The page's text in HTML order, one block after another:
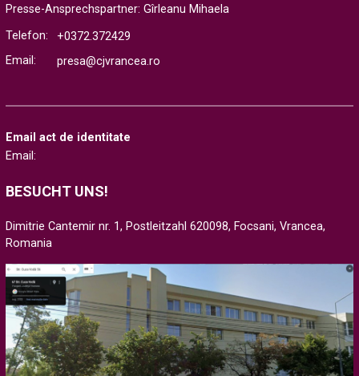
Presse-Ansprechspartner: Gîrleanu Mihaela
Telefon:
+0372.372429
Email:
presa@cjvrancea.ro
Email act de identitate
Email:
BESUCHT UNS!
Dimitrie Cantemir nr. 1, Postleitzahl 620098, Focsani, Vrancea,
Romania